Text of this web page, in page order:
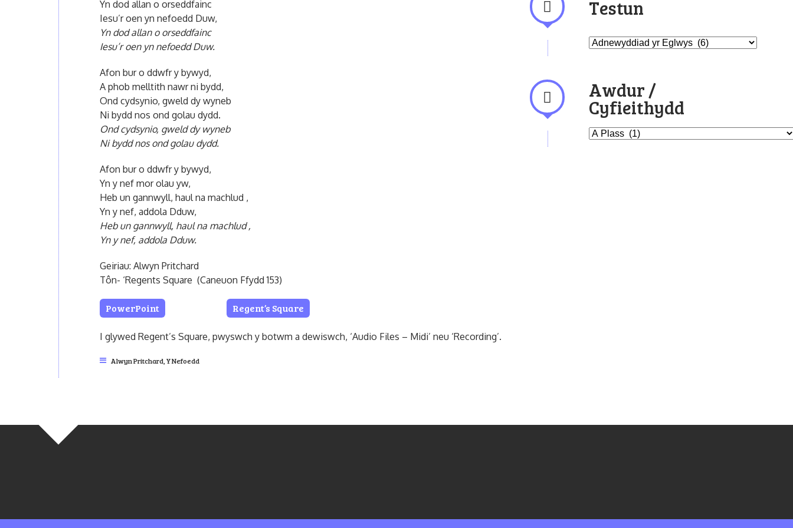
Yn dod allan o orseddfainc
Iesu’r oen yn nefoedd Duw,
Yn dod allan o orseddfainc
Iesu’r oen yn nefoedd Duw.
Afon bur o ddwfr y bywyd,
A phob melltith nawr ni bydd,
Ond cydsynio, gweld dy wyneb
Ni bydd nos ond golau dydd.
Ond cydsynio, gweld dy wyneb
Ni bydd nos ond golau dydd.
Afon bur o ddwfr y bywyd,
Yn y nef mor olau yw,
Heb un gannwyll, haul na machlud ,
Yn y nef, addola Dduw,
Heb un gannwyll, haul na machlud ,
Yn y nef, addola Dduw.
Geiriau: Alwyn Pritchard
Tôn- ‘Regents Square (Caneuon Ffydd 153)
PowerPoint Regent’s Square
I glywed Regent’s Square, pwyswch y botwm a dewiswch, ‘Audio Files – Midi’ neu ‘Recording’.
Alwyn Pritchard, Y Nefoedd
Testun
Awdur /
Cyfieithydd